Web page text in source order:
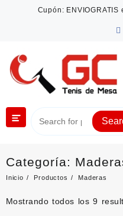
Cupón:
Categoría:
Inicio Productos Maderas
Mostrando todos los 9